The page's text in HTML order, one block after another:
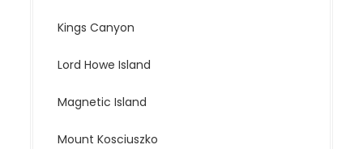
Kings Canyon
Lord Howe Island
Magnetic Island
Mount Kosciuszko